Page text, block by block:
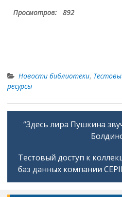
Просмотров: 892
Новости библиотеки,
ресурсы
Навигация
записям
“Здесь лира Пушкина
Тестовый доступ к
баз данных компании